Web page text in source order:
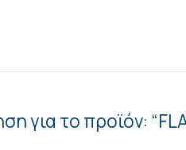
για το προϊόν: